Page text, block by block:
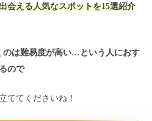
会える人気なスポットを15選紹介
のは難易度が高い…という人におす
ので
ててくださいね！